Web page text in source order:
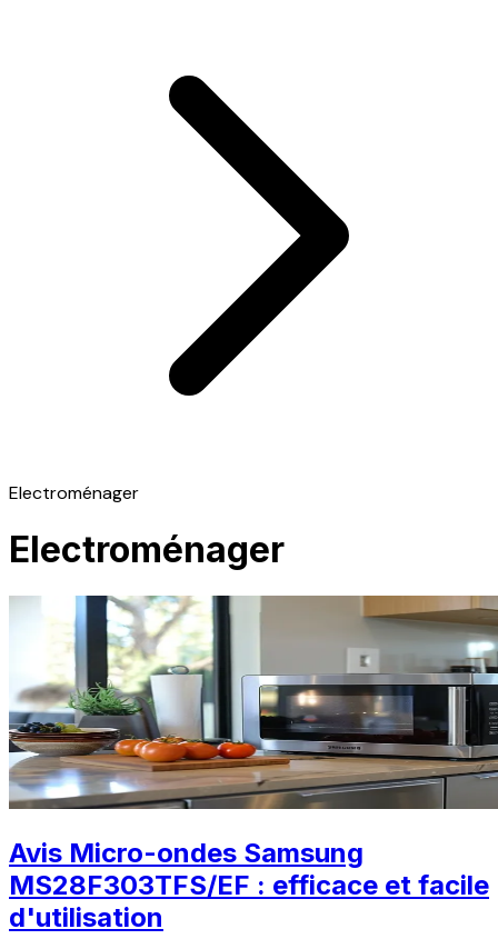
Electroménager
Electroménager
Avis Micro-ondes Samsung
MS28F303TFS/EF : efficace et facile
d'utilisation